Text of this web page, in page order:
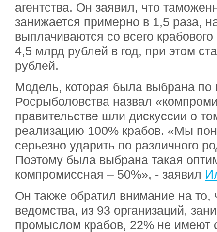
агентства. Он заявил, что
занижается примерно в 1,5 раза,
выплачиваются со всего
4,5 млрд рублей в год, при этом
рублей.
Модель, которая была выбрана по
Росрыболовства назвал
правительстве шли дискуссии о
реализацию 100% крабов. «Мы
серьезно ударить по различного
Поэтому была выбрана такая
компромиссная – 50%», - заявил
Он также обратил внимание на то,
ведомства, из 93 организаций,
промыслом крабов, 22% не имеют